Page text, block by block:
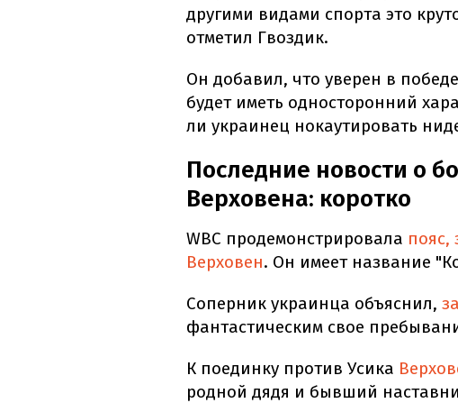
другими видами спорта это
отметил Гвоздик.
Он добавил, что уверен в
будет иметь односторонний
ли украинец нокаутировать
Последние новости о
Верховена: коротко
WBC продемонстрировала пояс,
Верховен. Он имеет название
Соперник украинца объяснил,
фантастическим свое
К поединку против Усика
родной дядя и бывший